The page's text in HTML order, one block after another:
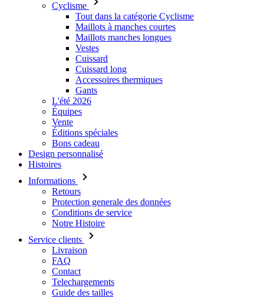
Cyclisme
Tout dans la catégorie Cyclisme
Maillots à manches courtes
Maillots manches longues
Vestes
Cuissard
Cuissard long
Accessoires thermiques
Gants
L'été 2026
Équipes
Vente
Éditions spéciales
Bons cadeau
Design personnalisé
Histoires
Informations
Retours
Protection generale des données
Conditions de service
Notre Histoire
Service clients
Livraison
FAQ
Contact
Telechargements
Guide des tailles